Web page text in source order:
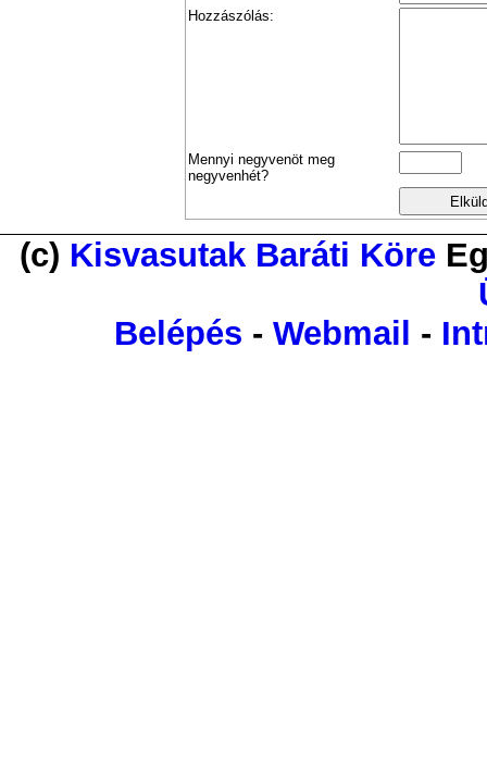
Hozzászólás:
Mennyi negyvenöt meg
negyvenhét?
(c) Kisvasutak Baráti Köre
Belépés - Webmail -